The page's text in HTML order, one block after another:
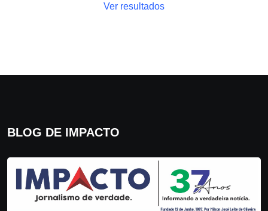
Ver resultados
BLOG DE IMPACTO